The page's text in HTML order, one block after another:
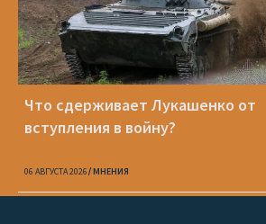
Что сдерживает Лукашенко от
вступления в войну?
06 АВГУСТА 2026 МНЕНИЯ